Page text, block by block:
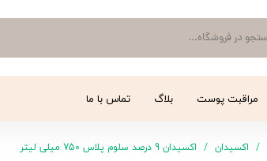
مراقبت پوست بلاگ تماس با ما
اکسیدان اکسیدان 9 درصد سلوم پلاس 750 میلی لیتر